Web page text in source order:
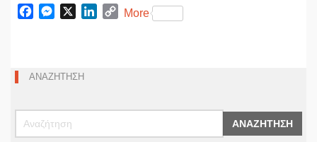
b
k
M
e
e
r
CMore
ΑΝΑΖΗΤΗΣΗ
SEARCH
ΑΝΑΖΗΤΗΣΗ